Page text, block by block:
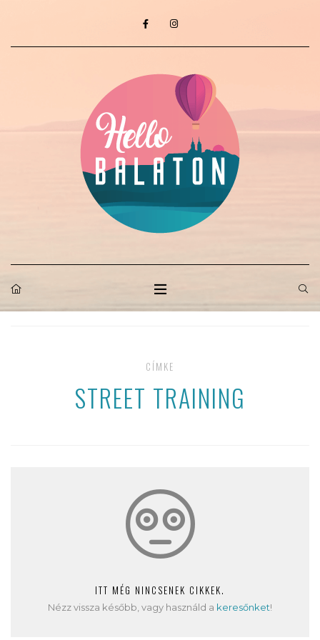
CÍMKE
STREET TRAINING
ITT MÉG NINCSENEK CIKKEK.
Nézz vissza később, vagy használd a keresőnket!